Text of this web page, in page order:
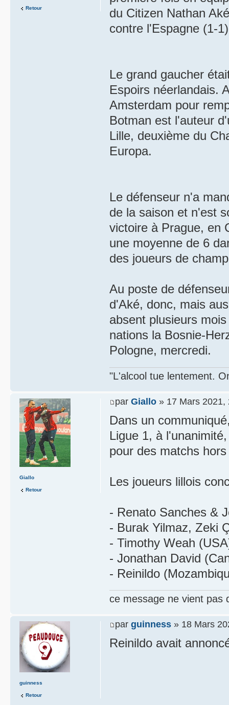
du Citizen Nathan
contre l'Espagne (1-
Le grand gaucher
Espoirs néerlandais.
Amsterdam pour
Botman est l'auteur
Lille, deuxième du
Europa.
Le défenseur n'a
de la saison et n'est
victoire à Prague, en
une moyenne de 6
des joueurs de
Au poste de
d'Aké, donc, mais
absent plusieurs
nations la Bosnie-
Pologne, mercredi.
"L'alcool tue lentement.
Retour
par Giallo » 17 Mars 2021,
Dans un
Ligue 1, à
pour des matchs
Les joueurs lillois
- Renato Sanches &
- Burak Yilmaz, Zeki
- Timothy Weah
- Jonathan David
- Reinildo
ce message ne vient pas
Giallo
Retour
par guinness » 18 Mars
Reinildo avait
guinness
Retour